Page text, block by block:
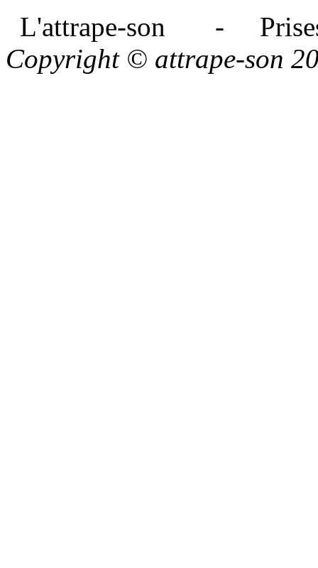
L'attrape-son -
Copyright © attrape-son